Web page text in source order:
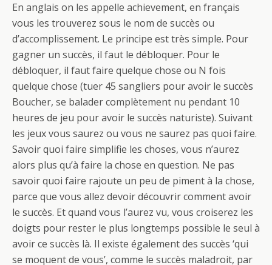
En anglais on les appelle achievement, en français
vous les trouverez sous le nom de succès ou
d’accomplissement. Le principe est très simple. Pour
gagner un succès, il faut le débloquer. Pour le
débloquer, il faut faire quelque chose ou N fois
quelque chose (tuer 45 sangliers pour avoir le succès
Boucher, se balader complètement nu pendant 10
heures de jeu pour avoir le succès naturiste). Suivant
les jeux vous saurez ou vous ne saurez pas quoi faire.
Savoir quoi faire simplifie les choses, vous n’aurez
alors plus qu’à faire la chose en question. Ne pas
savoir quoi faire rajoute un peu de piment à la chose,
parce que vous allez devoir découvrir comment avoir
le succès. Et quand vous l’aurez vu, vous croiserez les
doigts pour rester le plus longtemps possible le seul à
avoir ce succès là. Il existe également des succès ‘qui
se moquent de vous’, comme le succès maladroit, par